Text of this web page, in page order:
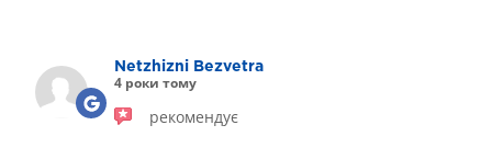
ІНТЕРНЕТ-МАГАЗИН ОПТИКИ
ДИТЯЧА ОФТАЛЬМОЛОГІЯ
Netzhizni Bezvetra
4 роки тому
рекомендує